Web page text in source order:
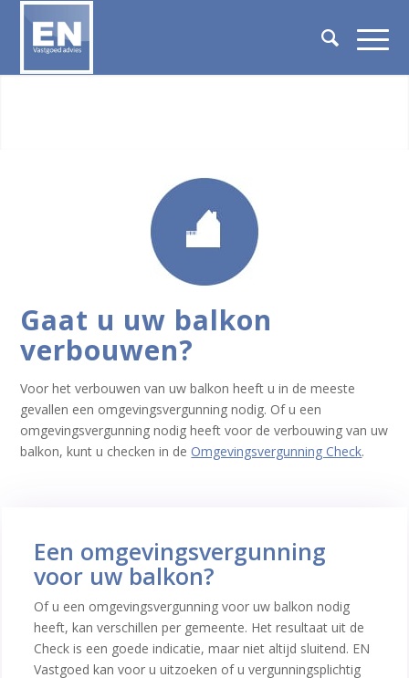
Gaat u uw balkon
verbouwen?
Voor het verbouwen van uw balkon heeft u in de meeste
gevallen een omgevingsvergunning nodig. Of u een
omgevingsvergunning nodig heeft voor de verbouwing van uw
balkon, kunt u checken in deOmgevingsvergunning Check.
Een omgevingsvergunning
voor uw balkon?
Of u een omgevingsvergunning voor uw balkon nodig
heeft, kan verschillen per gemeente. Het resultaat uit de
Check is een goede indicatie, maar niet altijd sluitend. EN
Vastgoed kan voor u uitzoeken of u vergunningsplichtig